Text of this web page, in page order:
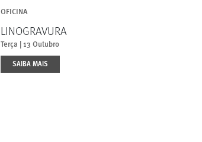
OFICINA
LINOGRAVURA
Terça | 13 Outubro
SAIBA MAIS